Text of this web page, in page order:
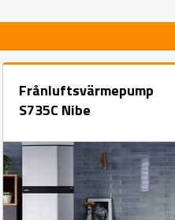
Frånluftsvärmepump
S735C Nibe